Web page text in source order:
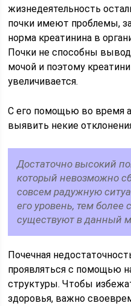
жизнедеятельность
почки имеют проблемы,
норма креатинина в
Почки не способны
мочой и поэтому
увеличивается.
С его помощью во время
выявить некие
Достаточно высокий
который невозможно
совсем радужную
его уровень, тем
существуют в данный
Почечная
проявляться с помощью
структуры. Чтобы
здоровья, важно